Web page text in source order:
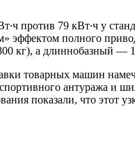
против 79 кВт∙ч у
эффектом полного
кг), а длиннобазный —
товарных машин
антуража и
показали, что этот